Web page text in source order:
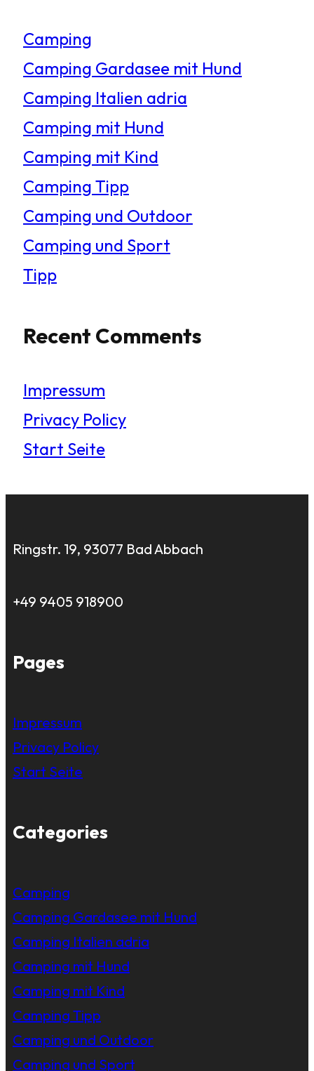
e
n
Camping
Camping Gardasee mit Hund
Camping Italien adria
Camping mit Hund
Camping mit Kind
Camping Tipp
Camping und Outdoor
Camping und Sport
Tipp
Recent Comments
Impressum
Privacy Policy
Start Seite
Ringstr. 19, 93077 Bad Abbach
+49 9405 918900
Pages
Impressum
Privacy Policy
Start Seite
Categories
Camping
Camping Gardasee mit Hund
Camping Italien adria
Camping mit Hund
Camping mit Kind
Camping Tipp
Camping und Outdoor
Camping und Sport